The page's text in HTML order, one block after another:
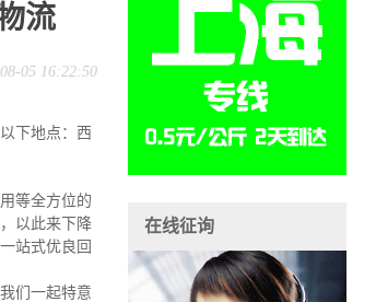
流
05 16:22:50
下地点：西
等全方位的
以此来下降
站式优良回
们一起特意
在线征询